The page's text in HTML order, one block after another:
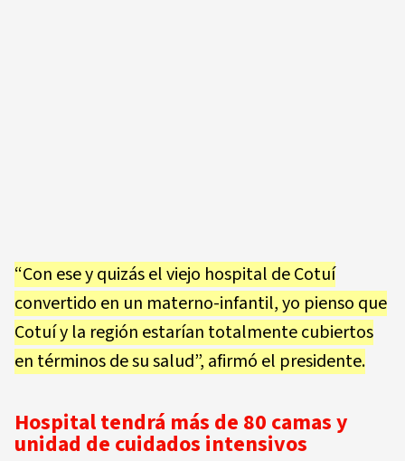
“Con ese y quizás el viejo hospital de Cotuí
convertido en un materno-infantil, yo pienso que
Cotuí y la región estarían totalmente cubiertos
en términos de su salud”, afirmó el presidente.
Hospital tendrá más de 80 camas y
unidad de cuidados intensivos